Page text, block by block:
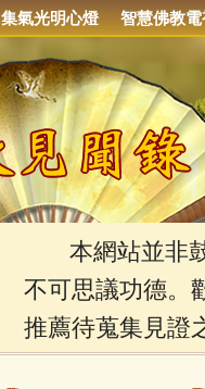
集氣光明心燈 智慧佛教電
本網站並非鼓
不可思議功德。
推薦待蒐集見證